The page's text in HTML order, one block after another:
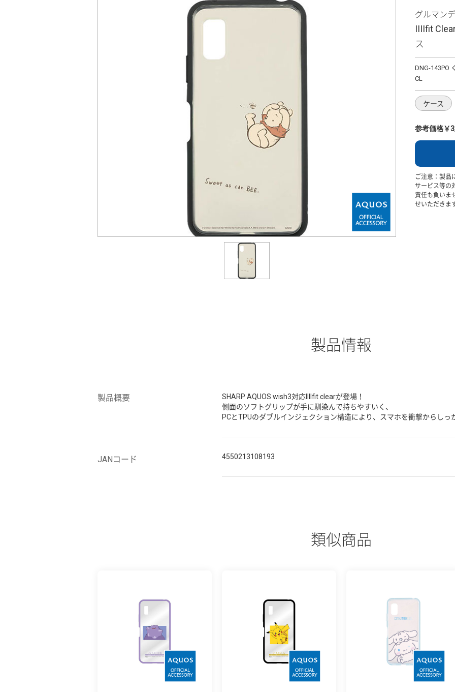
グルマン
IIIIfit
ス
DNG-143PO
CL
ケース
参考価格￥
ご注意：製品
サービス等の
責任も負いま
せいただきま
製品情報
製品概要
SHARP AQUOS wish3対応IIIIfit clearが登場！
側面のソフトグリップが手に馴染んで持ちやすいく、
PCとTPUのダブルインジェクション構造により、スマホを衝撃からしっ
JANコード 4550213108193
類似商品